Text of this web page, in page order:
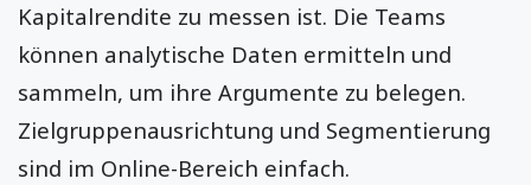
Kapitalrendite zu messen ist. Die Teams
können analytische Daten ermitteln und
sammeln, um ihre Argumente zu belegen.
Zielgruppenausrichtung und Segmentierung
sind im Online-Bereich einfach.